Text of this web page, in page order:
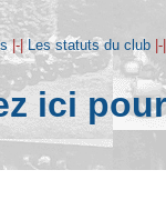
|-|Les statuts du club
ici